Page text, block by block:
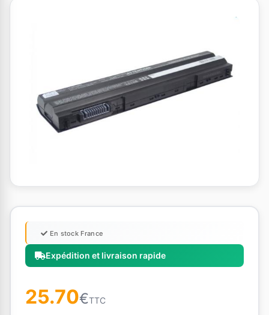
Expédition et livraison rapide
En stock France
25.70€TTC